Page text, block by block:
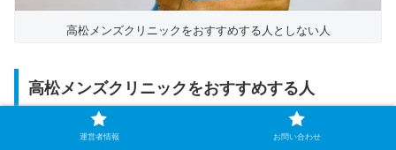
高松メンズクリニックをおすすめする人としない人
高松メンズクリニックをおすすめする人
運営者情報 お問い合わせ